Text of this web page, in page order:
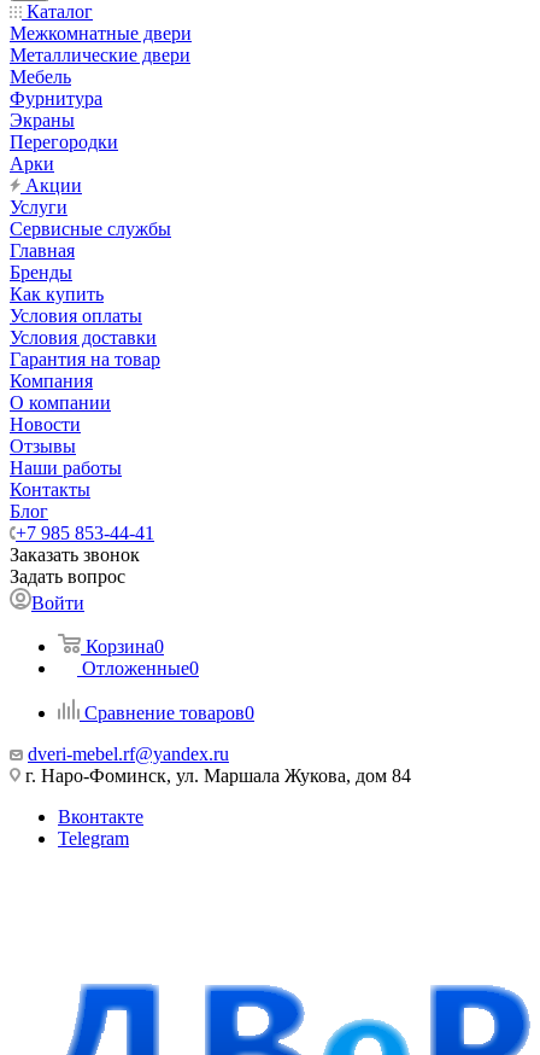
Каталог
Межкомнатные двери
Металлические двери
Мебель
Фурнитура
Экраны
Перегородки
Арки
Акции
Услуги
Сервисные службы
Главная
Бренды
Как купить
Условия оплаты
Условия доставки
Гарантия на товар
Компания
О компании
Новости
Отзывы
Наши работы
Контакты
Блог
+7 985 853-44-41
Заказать звонок
Задать вопрос
Войти
Корзина0
Отложенные0
Сравнение товаров0
dveri-mebel.rf@yandex.ru
г. Наро-Фоминск, ул. Маршала Жукова, дом 84
Вконтакте
Telegram